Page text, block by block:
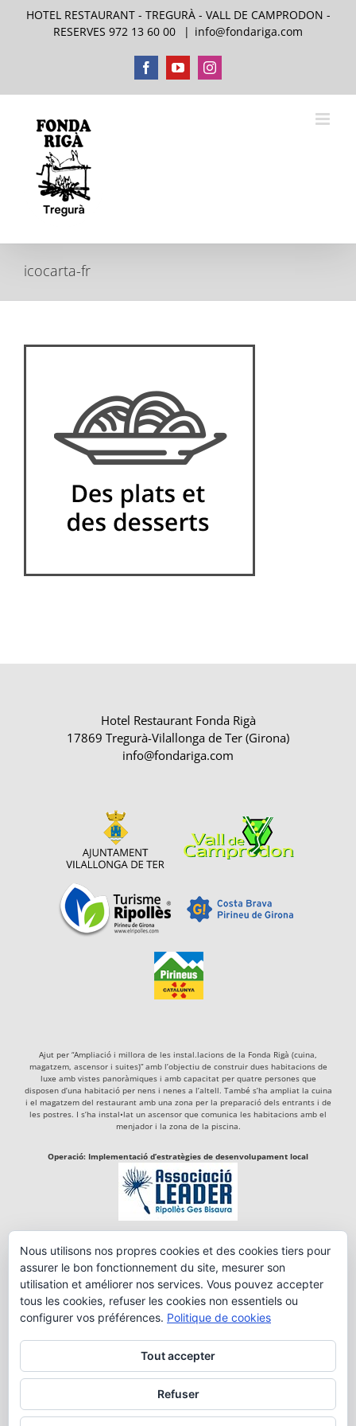
HOTEL RESTAURANT - TREGURÀ - VALL DE CAMPRODON -
RESERVES 972 13 60 00
| info@fondariga.com
FacebookYouTubeInstagram
icocarta-fr
Hotel Restaurant Fonda Rigà
17869 Tregurà-Vilallonga de Ter (Girona)
info@fondariga.com
Ajut per “Ampliació i millora de les instal.lacions de la Fonda Rigà (cuina,
magatzem, ascensor i suites)” amb l’objectiu de construir dues habitacions de
luxe amb vistes panoràmiques i amb capacitat per quatre persones que
disposen d’una habitació per nens i nenes a l’altell. També s’ha ampliat la cuina
i el magatzem del restaurant amb una zona per la preparació dels entrants i de
les postres. I s’ha instal•lat un ascensor que comunica les habitacions amb el
menjador i la zona de la piscina.
Operació: Implementació d’estratègies de desenvolupament local
Actuació del Programa de Desenvolupament Rural de Catalunya 2014-2020,
cofinançada per:
Nous utilisons nos propres cookies et des cookies tiers pour
assurer le bon fonctionnement du site, mesurer son
utilisation et améliorer nos services. Vous pouvez accepter
tous les cookies, refuser les cookies non essentiels ou
configurer vos préférences. Politique de cookies
Tout accepter
Refuser